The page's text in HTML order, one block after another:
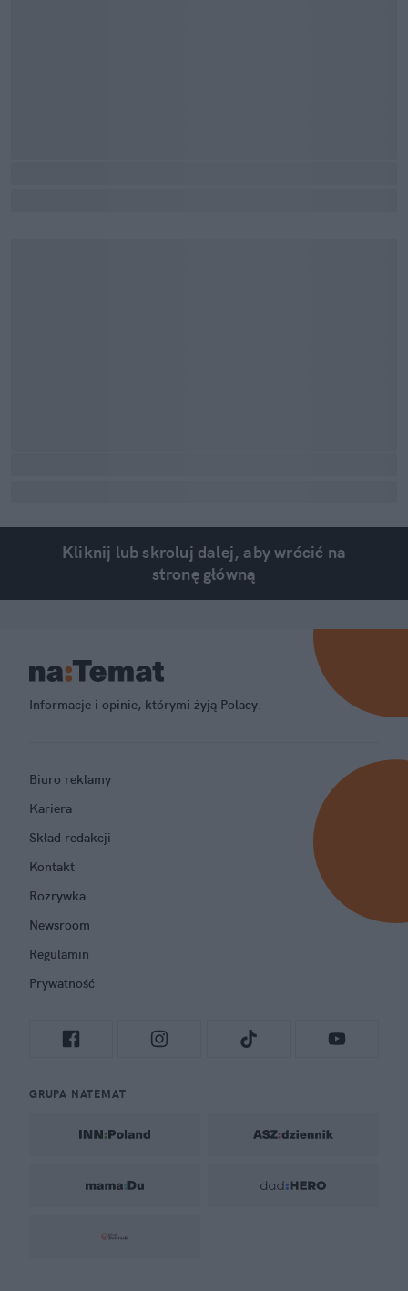
Kliknij lub skroluj dalej, aby wrócić na
stronę główną
Informacje i opinie, którymi żyją Polacy.
Biuro reklamy
Kariera
Skład redakcji
Kontakt
Rozrywka
Newsroom
Regulamin
Prywatność
GRUPA NATEMAT